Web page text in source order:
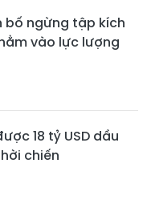
bố ngừng tập kích
vào lực lượng
18 tỷ USD dầu
chiến